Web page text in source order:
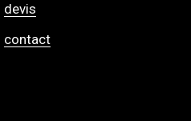
devis
contact